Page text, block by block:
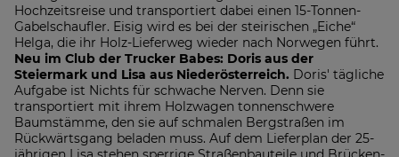
Hochzeitsreise und transportiert dabei einen 15-Tonnen-
Gabelschaufler. Eisig wird es bei der steirischen „Eiche“
Helga, die ihr Holz-Lieferweg wieder nach Norwegen führt.
Neu im Club der Trucker Babes: Doris aus der
Steiermark und Lisa aus Niederösterreich. Doris' tägliche
Aufgabe ist Nichts für schwache Nerven. Denn sie
transportiert mit ihrem Holzwagen tonnenschwere
Baumstämme, den sie auf schmalen Bergstraßen im
Rückwärtsgang beladen muss. Auf dem Lieferplan der 25-